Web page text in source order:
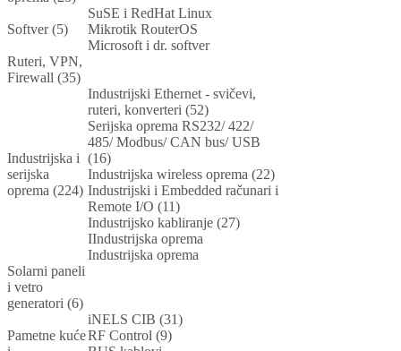
Softver (5)
SuSE i RedHat Linux
Mikrotik RouterOS
Microsoft i dr. softver
Ruteri, VPN,
Firewall (35)
Industrijska i
serijska
oprema (224)
Industrijski Ethernet - svičevi,
ruteri, konverteri (52)
Serijska oprema RS232/ 422/
485/ Modbus/ CAN bus/ USB
(16)
Industrijska wireless oprema (22)
Industrijski i Embedded računari i
Remote I/O (11)
Industrijsko kabliranje (27)
IIndustrijska oprema
Industrijska oprema
Solarni paneli
i vetro
generatori (6)
Pametne kuće
iNELS CIB (31)
RF Control (9)